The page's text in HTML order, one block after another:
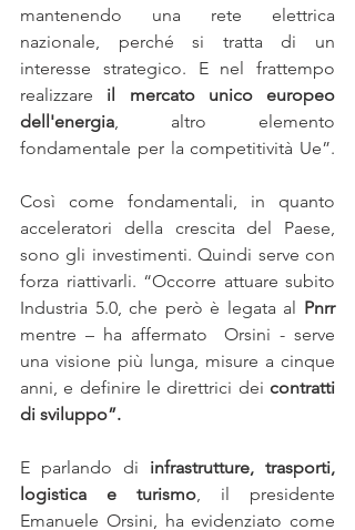
mantenendo una rete elettrica
nazionale, perché si tratta di un
interesse strategico. E nel frattempo
realizzare il mercato unico europeo
dell'energia, altro elemento
fondamentale per la competitività Ue”.
Così come fondamentali, in quanto
acceleratori della crescita del Paese,
sono gli investimenti. Quindi serve con
forza riattivarli. “Occorre attuare subito
Industria 5.0, che però è legata al
Pnrr
mentre – ha affermato  Orsini - serve
una visione più lunga, misure a cinque
anni, e definire le direttrici dei contratti
di sviluppo”.
E parlando di infrastrutture, trasporti,
logistica e turismo, il presidente
Emanuele Orsini, ha evidenziato come